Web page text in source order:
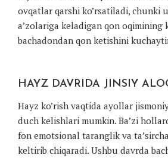
ovqatlar qarshi ko’rsatiladi, chunki
a’zolariga keladigan qon oqimining
bachadondan qon ketishini
HAYZ DAVRIDA JINSIY
Hayz ko’rish vaqtida ayollar
duch kelishlari mumkin. Ba’zi
fon emotsional taranglik va
keltirib chiqaradi. Ushbu davrda